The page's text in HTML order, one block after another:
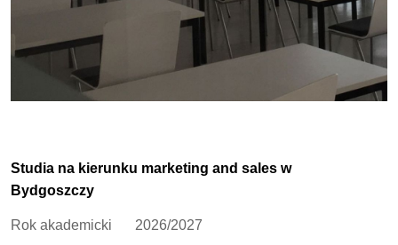
Studia na kierunku marketing and sales w
Bydgoszczy
Rok akademicki 2026/2027